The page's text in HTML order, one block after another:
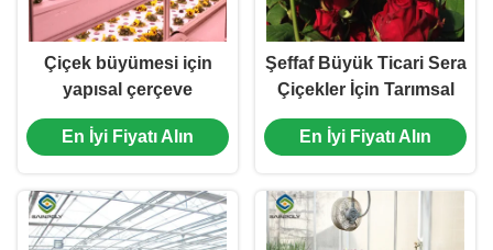
Çiçek büyümesi için
yapısal çerçeve
polikarbonat cam sera
En İyi Fiyatı Alın
Şeffaf Büyük Ticari Sera
Çiçekler İçin Tarımsal
Sera
En İyi Fiyatı Alın